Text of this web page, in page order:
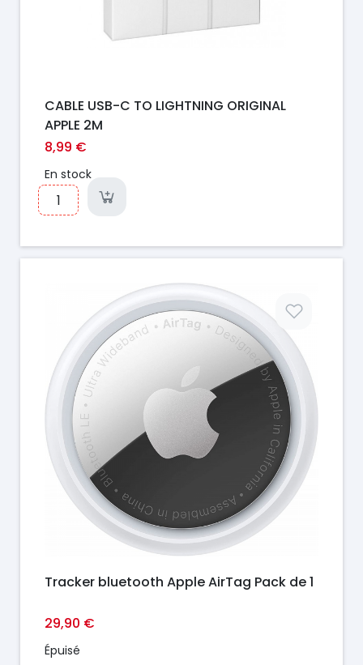
CABLE USB-C TO LIGHTNING ORIGINAL
APPLE 2M
8,99 €
En stock
Tracker bluetooth Apple AirTag Pack de 1
29,90 €
Épuisé